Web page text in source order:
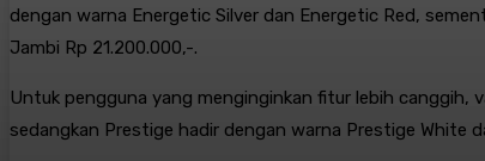
dengan warna Energetic Silver dan Energetic Red,
Jambi Rp 21.200.000,-.
Untuk pengguna yang menginginkan fitur lebih canggih,
sedangkan Prestige hadir dengan warna Prestige White